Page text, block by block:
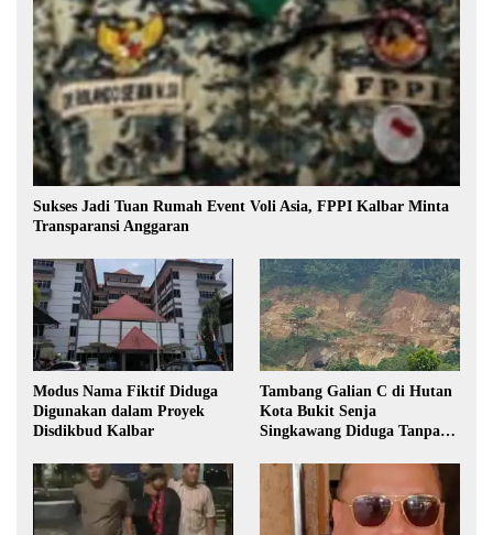
Sukses Jadi Tuan Rumah Event Voli Asia, FPPI Kalbar Minta
Transparansi Anggaran
Modus Nama Fiktif Diduga
Digunakan dalam Proyek
Disdikbud Kalbar
Tambang Galian C di Hutan
Kota Bukit Senja
Singkawang Diduga Tanpa